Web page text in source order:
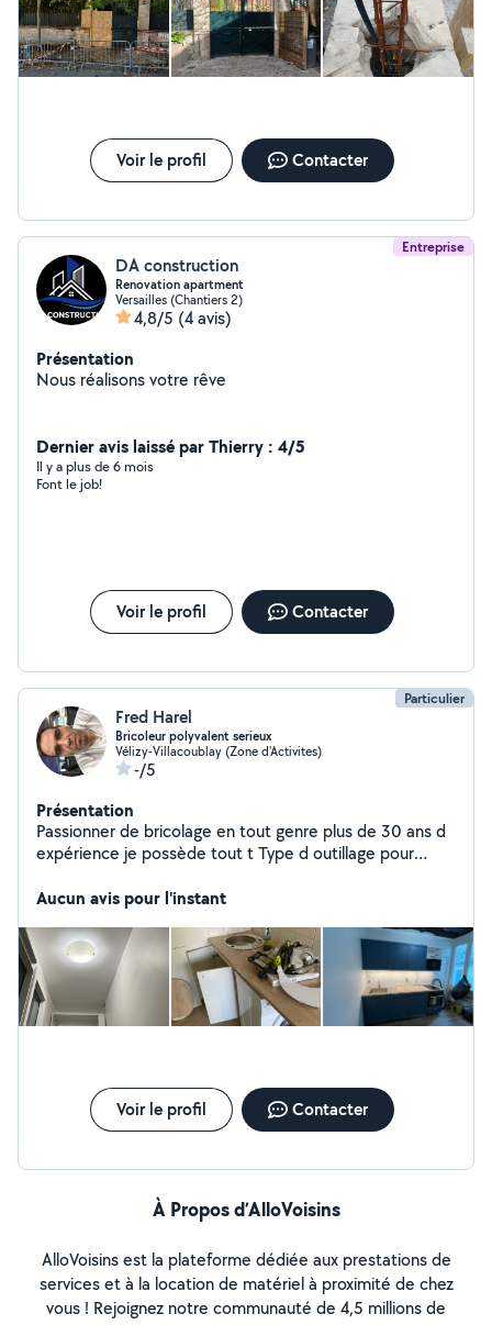
Voir le profil Contacter
Entreprise
DA construction
Renovation apartment
Versailles (Chantiers 2)
4,8/5 (4 avis)
Présentation
Nous réalisons votre rêve
Dernier avis laissé par Thierry : 4/5
Il y a plus de 6 mois
Font le job!
Voir le profil Contacter
Particulier
Fred Harel
Bricoleur polyvalent serieux
Vélizy-Villacoublay (Zone d'Activites)
-/5
Présentation
Passionner de bricolage en tout genre plus de 30 ans d
expérience je possède tout t Type d outillage pour
Aucun avis pour l'instant
Voir le profil Contacter
À Propos d’AlloVoisins
AlloVoisins est la plateforme dédiée aux prestations de
services et à la location de matériel à proximité de chez
vous ! Rejoignez notre communauté de 4,5 millions de